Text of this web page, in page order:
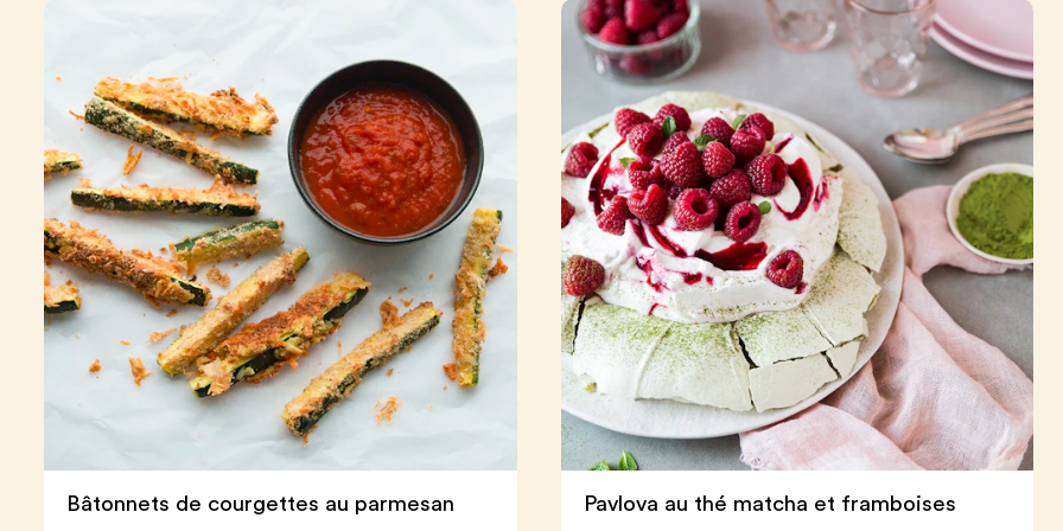
Bâtonnets de courgettes au parmesan Pavlova au thé matcha et framboises